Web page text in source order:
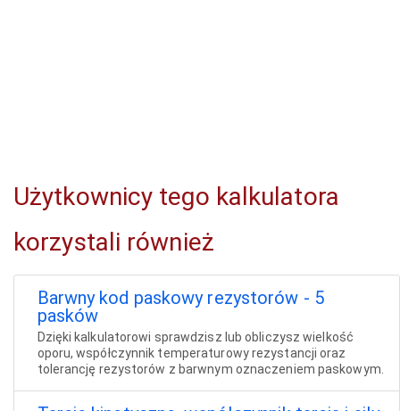
Użytkownicy tego kalkulatora
korzystali również
Barwny kod paskowy rezystorów - 5
pasków
Dzięki kalkulatorowi sprawdzisz lub obliczysz wielkość
oporu, współczynnik temperaturowy rezystancji oraz
tolerancję rezystorów z barwnym oznaczeniem paskowym.